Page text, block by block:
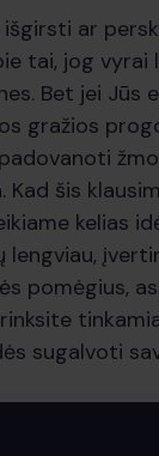
išgirsti ar
tai, jog vyrai
Bet jei Jūs
gražios
Kad šis
kelias
lengviau,
pomėgius,
sugalvoti